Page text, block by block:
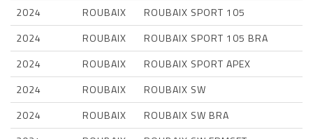
2024
ROUBAIX
ROUBAIX SPORT 105
2024
ROUBAIX
ROUBAIX SPORT 105 BRA
2024
ROUBAIX
ROUBAIX SPORT APEX
2024
ROUBAIX
ROUBAIX SW
2024
ROUBAIX
ROUBAIX SW BRA